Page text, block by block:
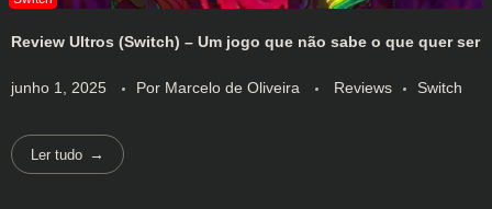
Review Ultros (Switch) – Um jogo que não sabe o que quer ser
junho 1, 2025 Por Marcelo de Oliveira Reviews Switch
Ler tudo